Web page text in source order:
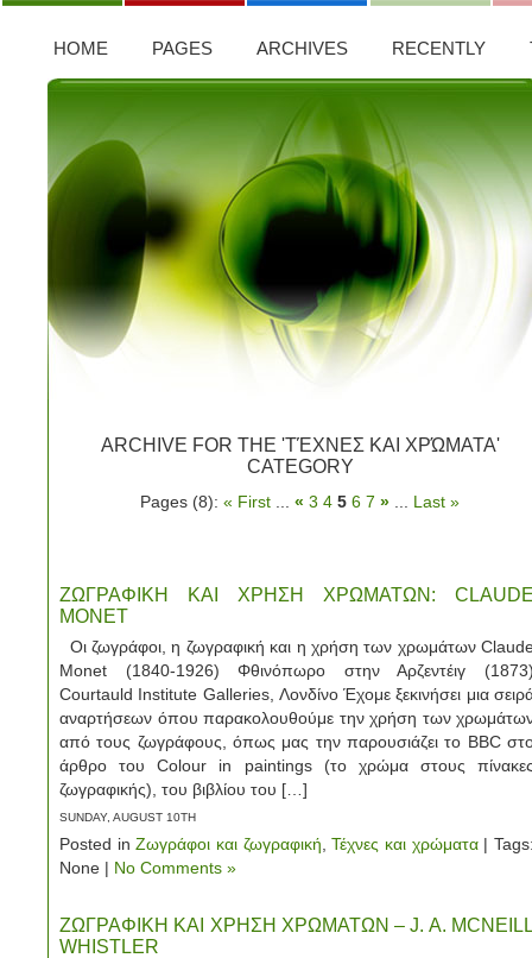
HOME PAGES ARCHIVES RECENTLY
ARCHIVE FOR THE 'ΤΈΧΝΕΣ ΚΑΙ ΧΡΏΜΑΤΑ'
CATEGORY
Pages (8): « First « 3 4 5 6 7 » Last »
ΖΩΓΡΑΦΙΚΗ ΚΑΙ ΧΡΗΣΗ ΧΡΩΜΑΤΩΝ:
MONET
Οι ζωγράφοι, η ζωγραφική και η χρήση των χρωμάτων
Monet (1840-1926) Φθινόπωρο στην Αρζεντέιγ
Courtauld Institute Galleries, Λονδίνο Έχομε ξεκινήσει μια
αναρτήσεων όπου παρακολουθούμε την χρήση των
από τους ζωγράφους, όπως μας την παρουσιάζει το BBC
άρθρο του Colour in paintings (το χρώμα στους
ζωγραφικής), του βιβλίου του […]
SUNDAY, AUGUST 10TH
Posted inΖωγράφοι και ζωγραφική ,Τέχνες και χρώματα|
None | No Comments »
ΖΩΓΡΑΦΙΚΗ ΚΑΙ ΧΡΗΣΗ ΧΡΩΜΑΤΩΝ – J. A.
WHISTLER